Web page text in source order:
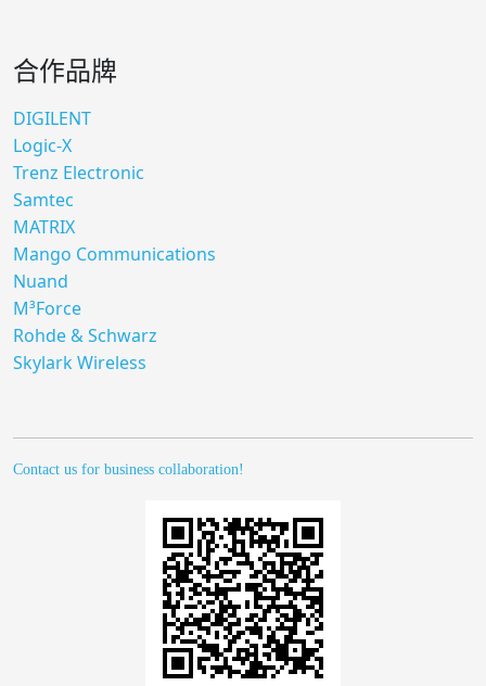
合作品牌
DIGILENT
Logic-X
Trenz Electronic
Samtec
MATRIX
Mango Communications
Nuand
M³Force
Rohde & Schwarz
Skylark Wireless
Contact us for business collaboration!